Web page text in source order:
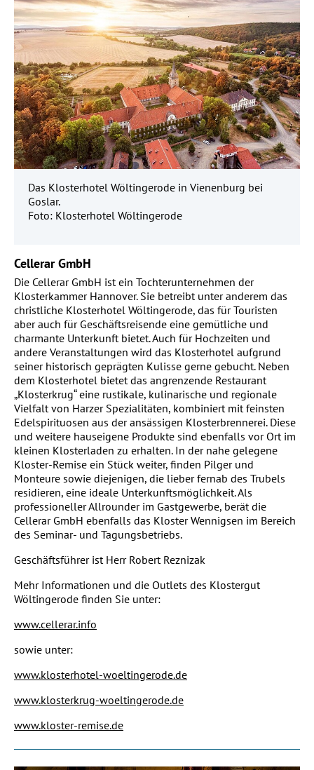
Das Klosterhotel Wöltingerode in Vienenburg bei
Goslar.
Foto: Klosterhotel Wöltingerode
Cellerar GmbH
Die Cellerar GmbH ist ein Tochterunternehmen der
Klosterkammer Hannover. Sie betreibt unter anderem das
christliche Klosterhotel Wöltingerode, das für Touristen
aber auch für Geschäftsreisende eine gemütliche und
charmante Unterkunft bietet. Auch für Hochzeiten und
andere Veranstaltungen wird das Klosterhotel aufgrund
seiner historisch geprägten Kulisse gerne gebucht. Neben
dem Klosterhotel bietet das angrenzende Restaurant
„Klosterkrug“ eine rustikale, kulinarische und regionale
Vielfalt von Harzer Spezialitäten, kombiniert mit feinsten
Edelspirituosen aus der ansässigen Klosterbrennerei. Diese
und weitere hauseigene Produkte sind ebenfalls vor Ort im
kleinen Klosterladen zu erhalten. In der nahe gelegene
Kloster-Remise ein Stück weiter, finden Pilger und
Monteure sowie diejenigen, die lieber fernab des Trubels
residieren, eine ideale Unterkunftsmöglichkeit. Als
professioneller Allrounder im Gastgewerbe, berät die
Cellerar GmbH ebenfalls das Kloster Wennigsen im Bereich
des Seminar- und Tagungsbetriebs.
Geschäftsführer ist Herr Robert Reznizak
Mehr Informationen und die Outlets des Klostergut
Wöltingerode finden Sie unter:
www.cellerar.info
sowie unter:
www.klosterhotel-woeltingerode.de
www.klosterkrug-woeltingerode.de
www.kloster-remise.de